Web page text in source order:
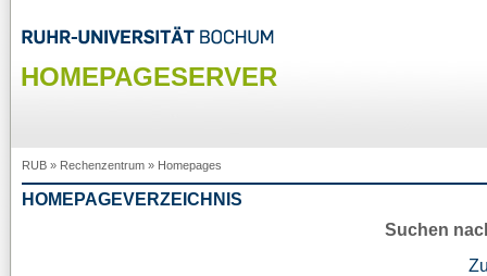
HOMEPAGESERVER
RUB » Rechenzentrum » Homepages
HOMEPAGEVERZEICHNIS
Suchen